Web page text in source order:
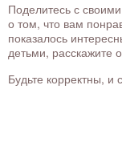
Поделитесь с
о том, что вам
показалось
детьми, расскажите
Будьте корректны,